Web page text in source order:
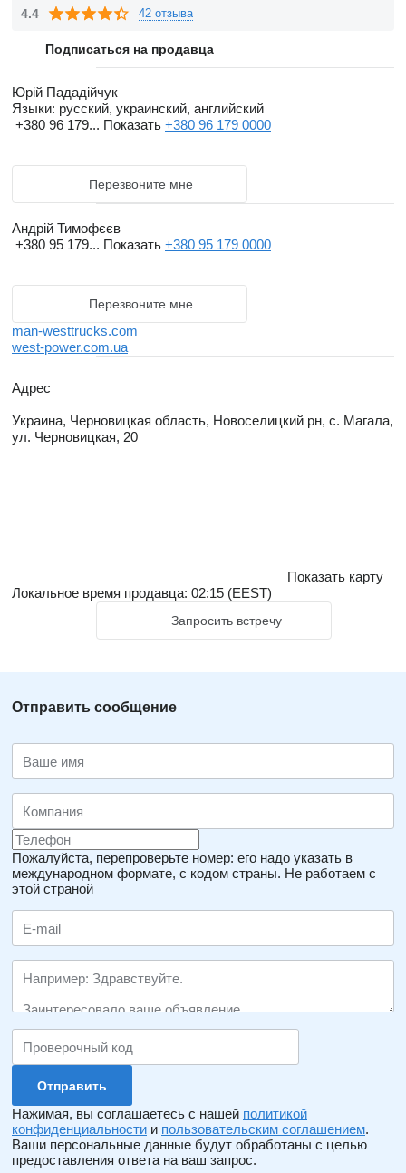
4.4 42 отзыва
Подписаться на продавца
Юрій Пададійчук
Языки: русский, украинский, английский
+380 96 179... Показать +380 96 179 0000
Перезвоните мне
Андрій Тимофєєв
+380 95 179... Показать +380 95 179 0000
Перезвоните мне
man-westtrucks.com
west-power.com.ua
Адрес
Украина, Черновицкая область, Новоселицкий рн, с. Магала,
ул. Черновицкая, 20
Показать карту
Локальное время продавца: 02:15 (EEST)
Запросить встречу
Отправить сообщение
Пожалуйста, перепроверьте номер: его надо указать в
международном формате, с кодом страны. Не работаем с
этой страной
Нажимая, вы соглашаетесь с нашей политикой
конфиденциальности и пользовательским соглашением.
Ваши персональные данные будут обработаны с целью
предоставления ответа на ваш запрос.